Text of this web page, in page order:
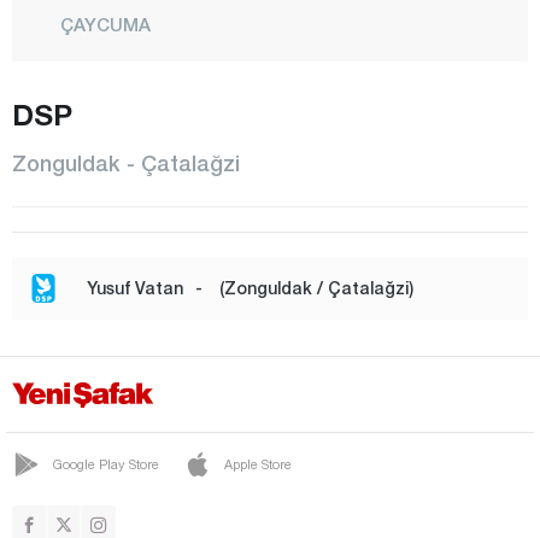
ÇAYCUMA
DEVREK
ELVANPAZARCIK
FİLYOS
GELİK
GÜLÜÇ
GÜMELİ
KARAPINAR
DSP
Zonguldak - Çatalağzi
Yusuf Vatan - (Zonguldak / Çatalağzi)
Google Play Store Apple Store